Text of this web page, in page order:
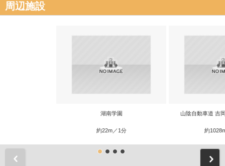
周辺施設
湖南学園
約22m／1分
山陰自動車道 吉
約